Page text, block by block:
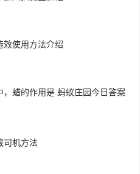
效使用方法介绍
，蜡的作用是 蚂蚁庄园今日答案
司机方法